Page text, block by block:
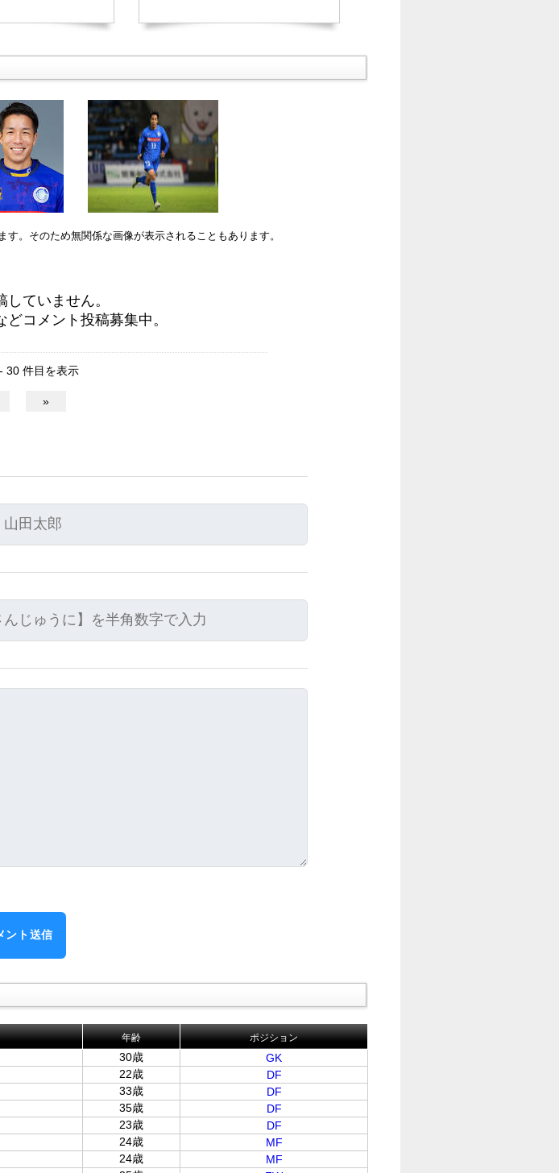
。そのため無関係な画像が表示されることもあります。
ていません。
コメント投稿募集中。
30 件目を表示
»
年齢 ポジション
30歳
GK
22歳
DF
33歳
DF
35歳
DF
23歳
DF
24歳
MF
24歳
MF